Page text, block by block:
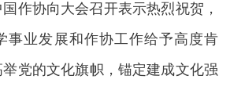
协向大会召开表示热烈祝贺，
事业发展和作协工作给予高度肯
党的文化旗帜，锚定建成文化强